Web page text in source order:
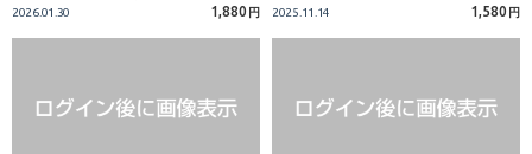
も潮も超大量ブチマケッ！！
2026.01.30 1,880 円
らしに焦らされ何度も暴発寸前!?
2025.11.14 1,580 円